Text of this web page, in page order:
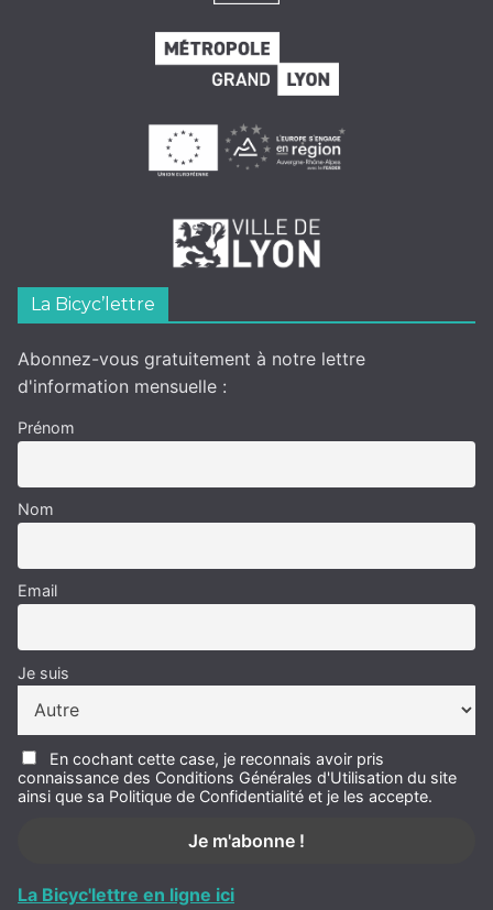
La Bicyc’lettre
Abonnez-vous gratuitement à notre lettre
d'information mensuelle :
Prénom
Nom
Email
Je suis
En cochant cette case, je reconnais avoir pris
connaissance des Conditions Générales d'Utilisation du site
ainsi que sa Politique de Confidentialité et je les accepte.
La Bicyc'lettre en ligne ici